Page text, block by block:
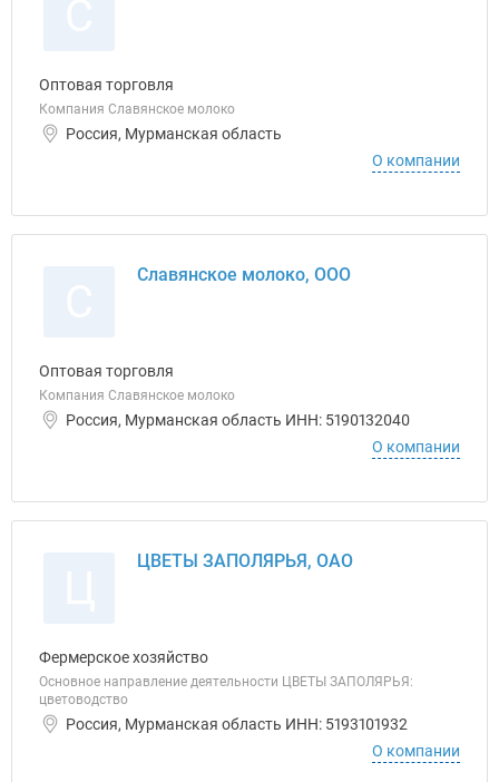
Оптовая торговля
Компания Славянское молоко
Россия, Мурманская область
О компании
Славянское молоко, ООО
Оптовая торговля
Компания Славянское молоко
Россия, Мурманская область ИНН: 5190132040
О компании
ЦВЕТЫ ЗАПОЛЯРЬЯ, ОАО
Фермерское хозяйство
Основное направление деятельности ЦВЕТЫ ЗАПОЛЯРЬЯ:
цветоводство
Россия, Мурманская область ИНН: 5193101932
О компании